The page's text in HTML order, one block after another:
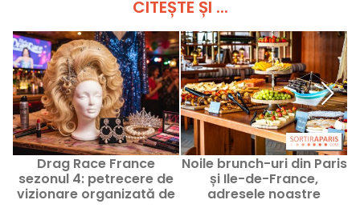
CITEȘTE ȘI ...
Drag Race France
sezonul 4: petrecere de
vizionare organizată de
Noile brunch-uri din Paris
și Ile-de-France,
adresele noastre